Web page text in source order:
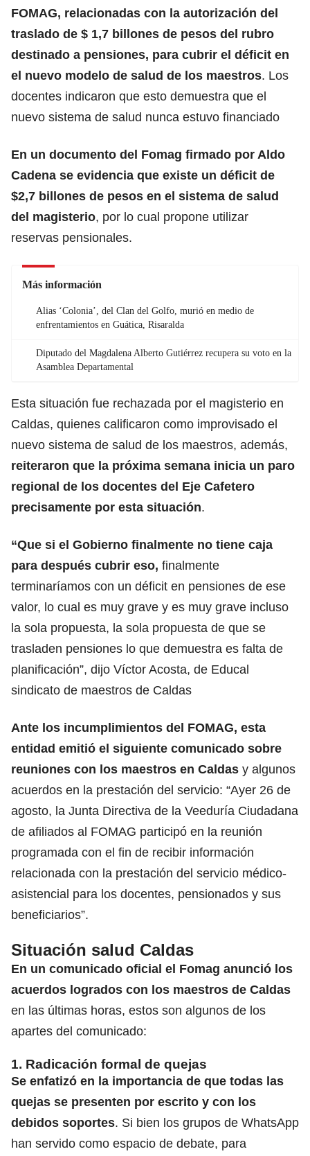
FOMAG, relacionadas con la autorización del
traslado de $ 1,7 billones de pesos del rubro
destinado a pensiones, para cubrir el déficit en
el nuevo modelo de salud de los maestros. Los
docentes indicaron que esto demuestra que el
nuevo sistema de salud nunca estuvo financiado
En un documento del Fomag firmado por Aldo
Cadena se evidencia que existe un déficit de
$2,7 billones de pesos en el sistema de salud
del magisterio, por lo cual propone utilizar
reservas pensionales.
Más información
Alias ‘Colonia’, del Clan del Golfo, murió en medio de
enfrentamientos en Guática, Risaralda
Diputado del Magdalena Alberto Gutiérrez recupera su voto en la
Asamblea Departamental
Esta situación fue rechazada por el magisterio en
Caldas, quienes calificaron como improvisado el
nuevo sistema de salud de los maestros, además,
reiteraron que la próxima semana inicia un paro
regional de los docentes del Eje Cafetero
precisamente por esta situación.
“Que si el Gobierno finalmente no tiene caja
para después cubrir eso, finalmente
terminaríamos con un déficit en pensiones de ese
valor, lo cual es muy grave y es muy grave incluso
la sola propuesta, la sola propuesta de que se
trasladen pensiones lo que demuestra es falta de
planificación”, dijo Víctor Acosta, de Educal
sindicato de maestros de Caldas
Ante los incumplimientos del FOMAG, esta
entidad emitió el siguiente comunicado sobre
reuniones con los maestros en Caldas y algunos
acuerdos en la prestación del servicio: “Ayer 26 de
agosto, la Junta Directiva de la Veeduría Ciudadana
de afiliados al FOMAG participó en la reunión
programada con el fin de recibir información
relacionada con la prestación del servicio médico-
asistencial para los docentes, pensionados y sus
beneficiarios”.
Situación salud Caldas
En un comunicado oficial el Fomag anunció los
acuerdos logrados con los maestros de Caldas
en las últimas horas, estos son algunos de los
apartes del comunicado:
1. Radicación formal de quejas
Se enfatizó en la importancia de que todas las
quejas se presenten por escrito y con los
debidos soportes. Si bien los grupos de WhatsApp
han servido como espacio de debate, para